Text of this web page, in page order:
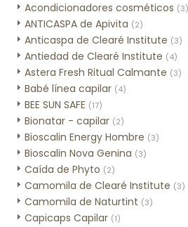
Acondicionadores cosméticos (3)
ANTICASPA de Apivita (2)
Anticaspa de Clearé Institute (3)
Antiedad de Clearé Institute (4)
Astera Fresh Ritual Calmante (3)
Babé línea capilar (4)
BEE SUN SAFE (17)
Bionatar - capilar (2)
Bioscalin Energy Hombre (3)
Bioscalin Nova Genina (3)
Caída de Phyto (2)
Camomila de Clearé Institute (3)
Camomila de Naturtint (3)
Capicaps Capilar (1)